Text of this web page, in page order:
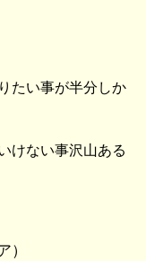
たい事が半分しか
けない事沢山ある
）